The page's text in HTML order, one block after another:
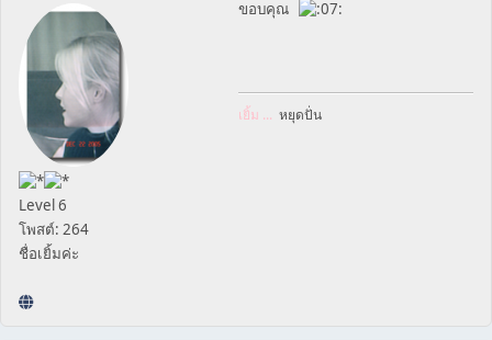
Level 6
โพสต์: 264
ชื่อเยิ้มค่ะ
ขอบคุณ
เยิ้ม ... หยุดปั่น